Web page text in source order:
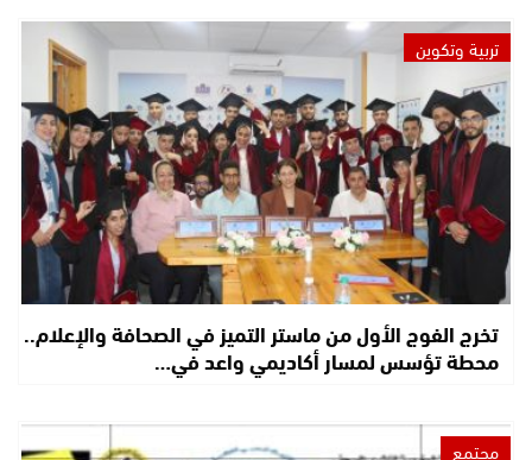
تربية وتكوين
تخرج الفوج الأول من ماستر التميز في الصحافة والإعلام..
محطة تؤسس لمسار أكاديمي واعد في…
مجتمع